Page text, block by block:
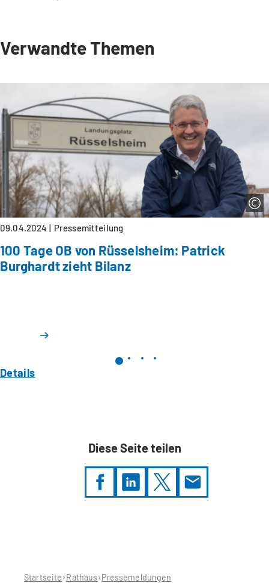
Verwandte Themen
09.04.2024 Pressemitteilung
100 Tage OB von Rüsselsheim: Patrick
Burghardt zieht Bilanz
Details
Diese Seite teilen
Startseite Rathaus Pressemeldungen